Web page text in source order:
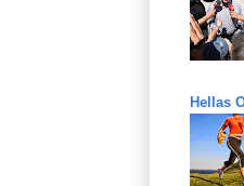
Hellas